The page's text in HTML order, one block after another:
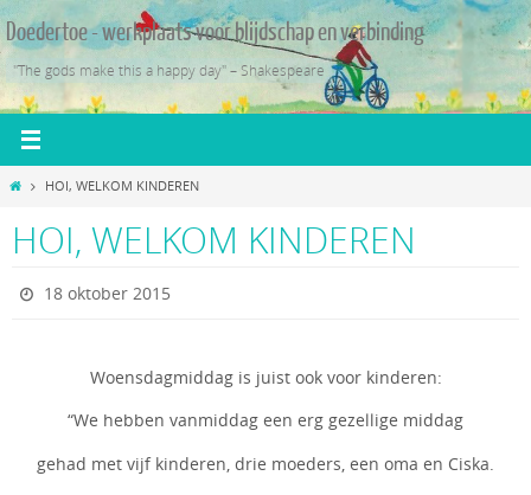
Ga
naar
de
inhoud
Doedertoe - werkplaats voor blijdschap en verbinding
"The gods make this a happy day" – Shakespeare
HomeHOI, WELKOM KINDEREN
HOI, WELKOM KINDEREN
18 oktober 2015
Woensdagmiddag is juist ook voor kinderen:
“We hebben vanmiddag een erg gezellige middag
gehad met vijf kinderen, drie moeders, een oma en Ciska.